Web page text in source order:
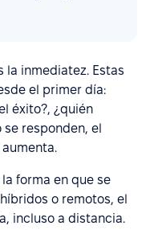
la inmediatez. Estas
el primer día:
éxito?, ¿quién
se responden, el
forma en que se
o remotos, el
incluso a distancia.